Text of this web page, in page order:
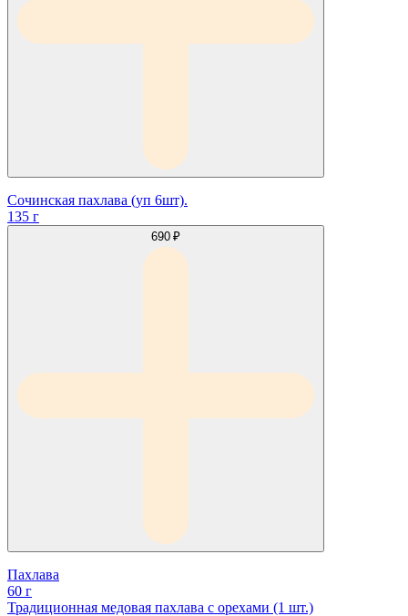
Сочинская пахлава (уп 6шт).
135 г
690 ₽
Пахлава
60 г
Традиционная медовая пахлава с орехами (1 шт.)